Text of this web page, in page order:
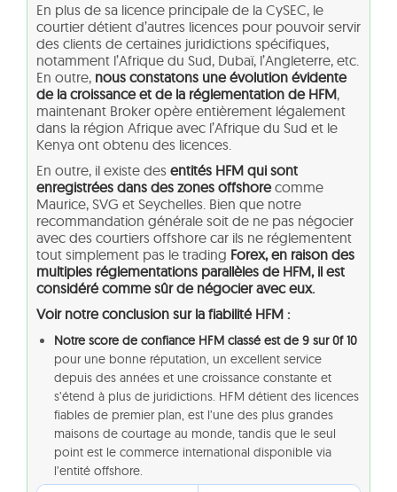
En plus de sa licence principale de la CySEC, le
courtier détient d’autres licences pour pouvoir servir
des clients de certaines juridictions spécifiques,
notamment l’Afrique du Sud, Dubaï, l’Angleterre, etc.
En outre, nous constatons une évolution évidente
de la croissance et de la réglementation de HFM,
maintenant Broker opère entièrement légalement
dans la région Afrique avec l’Afrique du Sud et le
Kenya ont obtenu des licences.
En outre, il existe des entités HFM qui sont
enregistrées dans des zones offshorecomme
Maurice, SVG et Seychelles. Bien que notre
recommandation générale soit de ne pas négocier
avec des courtiers offshore car ils ne réglementent
tout simplement pas le trading Forex, en raison des
multiples réglementations parallèles de HFM, il est
considéré comme sûr de négocier avec eux.
Voir notre conclusion sur la fiabilité HFM :
Notre score de confiance HFM classé est de 9 sur 0f 10
pour une bonne réputation, un excellent service
depuis des années et une croissance constante et
s’étend à plus de juridictions. HFM détient des licences
fiables de premier plan, est l’une des plus grandes
maisons de courtage au monde, tandis que le seul
point est le commerce international disponible via
l’entité offshore.